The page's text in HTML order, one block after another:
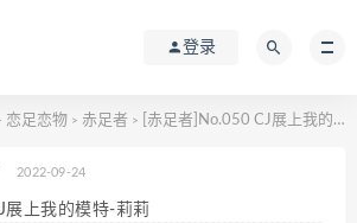
登录
恋足恋物 > 赤足者 > [赤足者]No.050 CJ展上我的模特-莉莉
2022-09-24
展上我的模特-莉莉